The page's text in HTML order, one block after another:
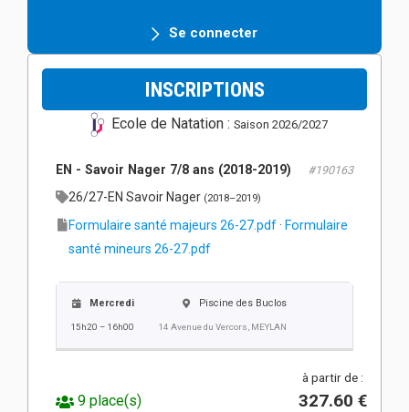
Se connecter
INSCRIPTIONS
Ecole de Natation : Saison 2026/2027
EN - Savoir Nager 7/8 ans (2018-2019) #190163
26/27-EN Savoir Nager (2018–2019)
Formulaire santé majeurs 26-27.pdf · Formulaire
santé mineurs 26-27.pdf
Mercredi
15h20 – 16h00
Piscine des Buclos
14 Avenue du Vercors, MEYLAN
9 place(s)
à partir de :
327.60 €